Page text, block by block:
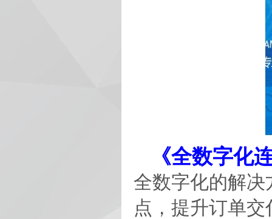
《全数字化
全数字化的解
点，提升订单